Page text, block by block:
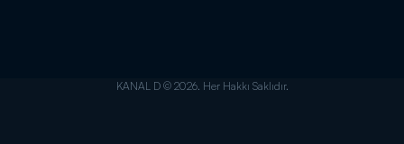
KANAL D © 2026. Her Hakkı Saklıdır.